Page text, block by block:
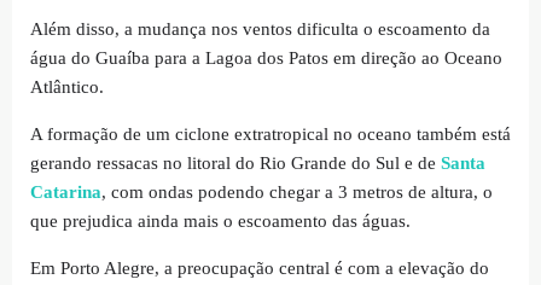
Além disso, a mudança nos ventos dificulta o escoamento da
água do Guaíba para a Lagoa dos Patos em direção ao Oceano
Atlântico.
A formação de um ciclone extratropical no oceano também está
gerando ressacas no litoral do Rio Grande do Sul e de Santa
Catarina, com ondas podendo chegar a 3 metros de altura, o
que prejudica ainda mais o escoamento das águas.
Em Porto Alegre, a preocupação central é com a elevação do